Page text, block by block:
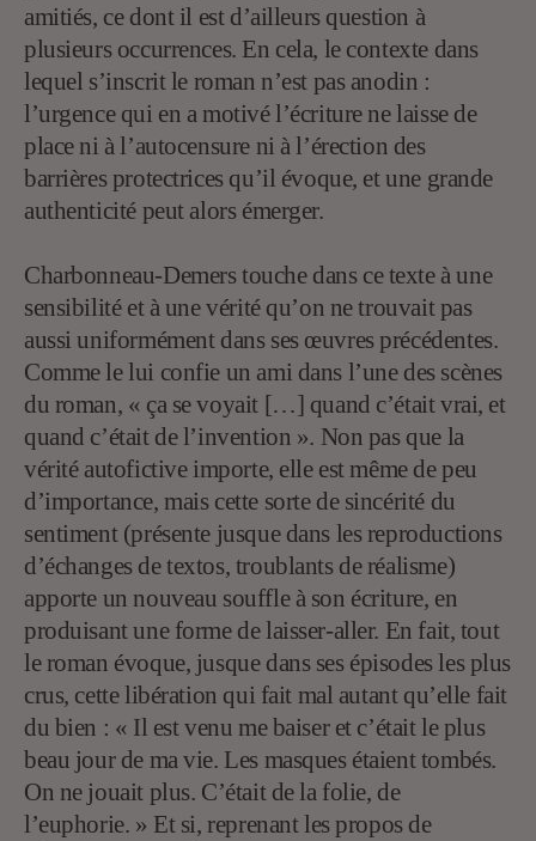
amitiés, ce dont il est d’ailleurs question à
plusieurs occurrences. En cela, le contexte dans
lequel s’inscrit le roman n’est pas anodin :
l’urgence qui en a motivé l’écriture ne laisse de
place ni à l’autocensure ni à l’érection des
barrières protectrices qu’il évoque, et une grande
authenticité peut alors émerger.
Charbonneau-Demers touche dans ce texte à une
sensibilité et à une vérité qu’on ne trouvait pas
aussi uniformément dans ses œuvres précédentes.
Comme le lui confie un ami dans l’une des scènes
du roman, « ça se voyait […] quand c’était vrai, et
quand c’était de l’invention ». Non pas que la
vérité autofictive importe, elle est même de peu
d’importance, mais cette sorte de sincérité du
sentiment (présente jusque dans les reproductions
d’échanges de textos, troublants de réalisme)
apporte un nouveau souffle à son écriture, en
produisant une forme de laisser-aller. En fait, tout
le roman évoque, jusque dans ses épisodes les plus
crus, cette libération qui fait mal autant qu’elle fait
du bien : « Il est venu me baiser et c’était le plus
beau jour de ma vie. Les masques étaient tombés.
On ne jouait plus. C’était de la folie, de
l’euphorie. » Et si, reprenant les propos de